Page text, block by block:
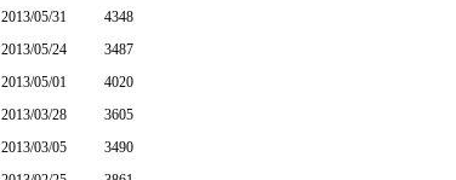
2013/05/31
4348
2013/05/24
3487
2013/05/01
4020
2013/03/28
3605
2013/03/05
3490